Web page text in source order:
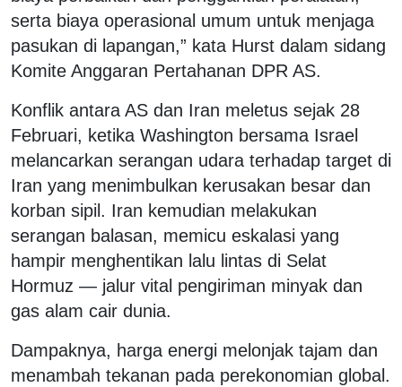
serta biaya operasional umum untuk menjaga
pasukan di lapangan,” kata Hurst dalam sidang
Komite Anggaran Pertahanan DPR AS.
Konflik antara AS dan Iran meletus sejak 28
Februari, ketika Washington bersama Israel
melancarkan serangan udara terhadap target di
Iran yang menimbulkan kerusakan besar dan
korban sipil. Iran kemudian melakukan
serangan balasan, memicu eskalasi yang
hampir menghentikan lalu lintas di Selat
Hormuz — jalur vital pengiriman minyak dan
gas alam cair dunia.
Dampaknya, harga energi melonjak tajam dan
menambah tekanan pada perekonomian global.